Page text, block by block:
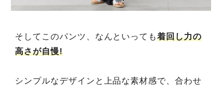
そしてこのパンツ、なんといっても着回し力の
高さが自慢!
シンプルなデザインと上品な素材感で、合わせ